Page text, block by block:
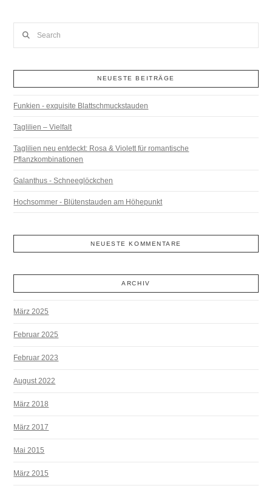
NEUESTE BEITRÄGE
Funkien - exquisite Blattschmuckstauden
Taglilien – Vielfalt
Taglilien neu entdeckt: Rosa & Violett für romantische
Pflanzkombinationen
Galanthus - Schneeglöckchen
Hochsommer - Blütenstauden am Höhepunkt
NEUESTE KOMMENTARE
ARCHIV
März 2025
Februar 2025
Februar 2023
August 2022
März 2018
März 2017
Mai 2015
März 2015